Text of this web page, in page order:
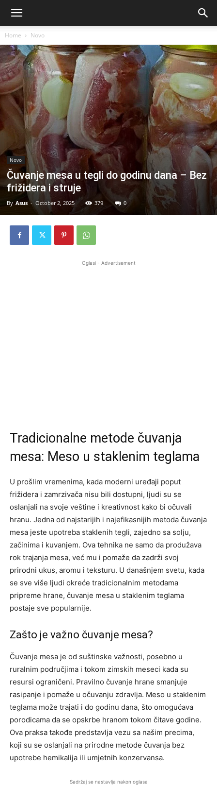
Home Novo
Novo
Čuvanje mesa u tegli do godinu dana – Bez
frižidera i struje
By Asus - October 2, 2025 379 0
Oglasi - Advertisement
Tradicionalne metode čuvanja
mesa: Meso u staklenim teglama
U prošlim vremenima, kada moderni uređaji poput
frižidera i zamrzivača nisu bili dostupni, ljudi su se
oslanjali na svoje veštine i kreativnost kako bi očuvali
hranu. Jedna od najstarijih i najefikasnijih metoda čuvanja
mesa jeste upotreba staklenih tegli, zajedno sa solju,
začinima i kuvanjem. Ova tehnika ne samo da produžava
rok trajanja mesa, već mu i pomaže da zadrži svoj
prirodni ukus, aromu i teksturu. U današnjem svetu, kada
se sve više ljudi okreće tradicionalnim metodama
pripreme hrane, čuvanje mesa u staklenim teglama
postaje sve popularnije.
Zašto je važno čuvanje mesa?
Čuvanje mesa je od suštinske važnosti, posebno u
ruralnim područjima i tokom zimskih meseci kada su
resursi ograničeni. Pravilno čuvanje hrane smanjuje
rasipanje i pomaže u očuvanju zdravlja. Meso u staklenim
teglama može trajati i do godinu dana, što omogućava
porodicama da se opskrbe hranom tokom čitave godine.
Ova praksa takođe predstavlja vezu sa našim precima,
koji su se oslanjali na prirodne metode čuvanja bez
upotrebe hemikalija ili umjetnih konzervansa.
Sadržaj se nastavlja nakon oglasa